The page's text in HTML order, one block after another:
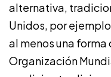
alternativa,
Unidos, por
al menos una
Organización